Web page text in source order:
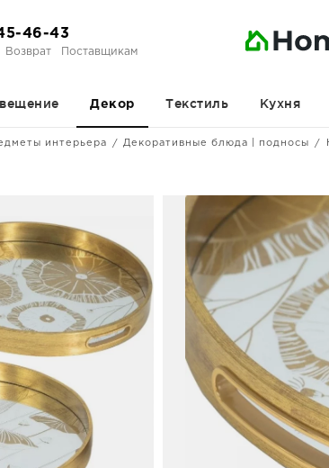
46-43
Возврат Поставщикам
Декор Текстиль Кухня
интерьера Декоративные блюда | подносы